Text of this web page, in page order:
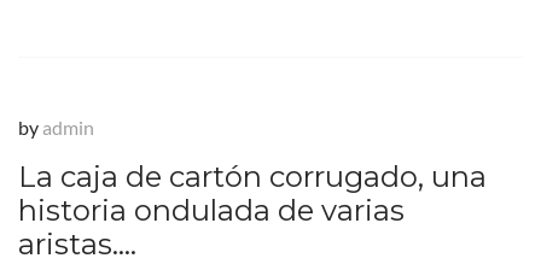
by admin
La caja de cartón corrugado, una
historia ondulada de varias
aristas….